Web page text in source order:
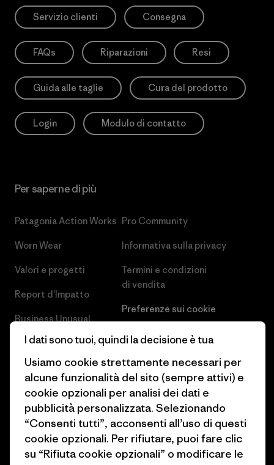
Servizio clienti Consegna
FAQs Riparazioni Resi
Guida alle taglie Cura del prodotto
Login Modulo di contatto
Per saperne di più
Patagonia Action Works
Worn Wear
Valori e progetti
Report d’Impatto
Business Unusual
Obiettivi climatici
1% For The Planet
Come finanziamo
Buoni regalo
Trova un negozio
Pro Community
Informativa sulla privacy
Termini e condizioni
di vendita
Preferenze sui cookie
Lavora con noi
Stampa e media
Industry program
Programma di affiliazione
Patagonia Italia Mappa del sito
I dati sono tuoi, quindi la decisione è tua
Usiamo cookie strettamente necessari per
alcune funzionalità del sito (sempre attivi) e
cookie opzionali per analisi dei dati e
pubblicità personalizzata. Selezionando
“Consenti tutti”, acconsenti all’uso di questi
cookie opzionali. Per rifiutare, puoi fare clic
su “Rifiuta cookie opzionali” o modificare le